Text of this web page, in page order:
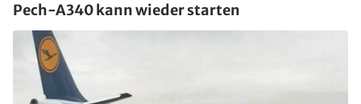
Pech-A340 kann wieder starten